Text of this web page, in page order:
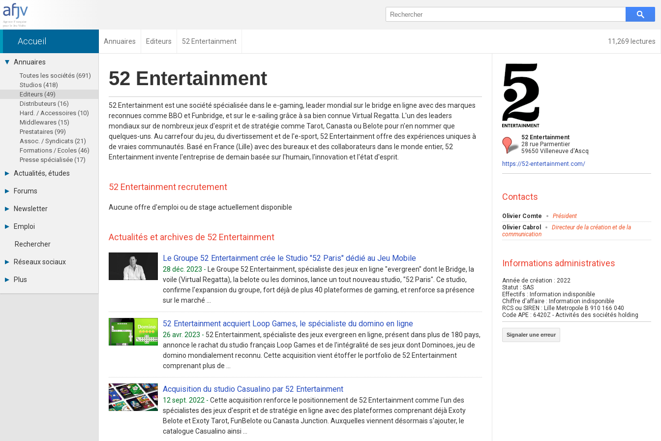
11,269 lectures
Accueil Annuaires Editeurs 52 Entertainment
Annuaires
Toutes les sociétés (691)
Studios (418)
Editeurs (49)
Distributeurs (16)
Hard. / Accessoires (10)
Middlewares (15)
Prestataires (99)
Assoc. / Syndicats (21)
Formations / Ecoles (46)
Presse spécialisée (17)
Actualités, études
Chiffres
eSport
Hardware
Vidéos
Photographies
Forums
Tous les forums
-
Messages privés
Contacter un modérateur
Newsletter
Archives
Abonnement
Emploi
Consulter les annonces
Observatoire de l'emploi
Rechercher
Réseaux sociaux
LinkedIn
Plus
Annonceurs
52 Entertainment
28 rue Parmentier
59650 Villeneuve d'Ascq
https://52-entertainment.com/
Contacts
Olivier Comte
Président
Olivier Cabrol
Directeur de la création et de la
communication
Informations administratives
Année de création : 2022
Statut : SAS
Effectifs : Information indisponible
Chiffre d'affaire : Information indisponible
RCS ou SIREN : Lille Metropole B 910 166 040
Code APE : 6420Z - Activités des sociétés holding
Signaler une erreur
52 Entertainment
52 Entertainment est une société spécialisée dans le e-gaming, leader mondial sur le bridge en ligne avec des marques
reconnues comme BBO et Funbridge, et sur le e-sailing grâce à sa bien connue Virtual Regatta. L'un des leaders
mondiaux sur de nombreux jeux d'esprit et de stratégie comme Tarot, Canasta ou Belote pour n'en nommer que
quelques-uns. Au carrefour du jeu, du divertissement et de l'e-sport, 52 Entertainment offre des expériences uniques à
de vraies communautés. Basé en France (Lille) avec des bureaux et des collaborateurs dans le monde entier, 52
Entertainment invente l'entreprise de demain basée sur l'humain, l'innovation et l'état d'esprit.
52 Entertainment recrutement
Aucune offre d'emploi ou de stage actuellement disponible
Actualités et archives de 52 Entertainment
Le Groupe 52 Entertainment crée le Studio "52 Paris" dédié au Jeu Mobile
28 déc. 2023 -
Le Groupe 52 Entertainment, spécialiste des jeux en ligne "evergreen" dont le Bridge, la
voile (Virtual Regatta), la belote ou les dominos, lance un tout nouveau studio, "52 Paris". Ce studio,
confirme l'expansion du groupe, fort déjà de plus 40 plateformes de gaming, et renforce sa présence
sur le marché ...
52 Entertainment acquiert Loop Games, le spécialiste du domino en ligne
26 avr. 2023 - 52 Entertainment, spécialiste des jeux evergreen en ligne, présent dans plus de 180 pays,
annonce le rachat du studio français Loop Games et de l'intégralité de ses jeux dont Dominoes, jeu de
domino mondialement reconnu. Cette acquisition vient étoffer le portfolio de 52 Entertainment
comprenant plus de ...
Acquisition du studio Casualino par 52 Entertainment
12 sept. 2022 - Cette acquisition renforce le positionnement de 52 Entertainment comme l'un des
spécialistes des jeux d'esprit et de stratégie en ligne avec des plateformes comprenant déjà Exoty
Belote et Exoty Tarot, FunBelote ou Canasta Junction. Auxquelles viennent désormais s'ajouter, le
catalogue Casualino ainsi ...